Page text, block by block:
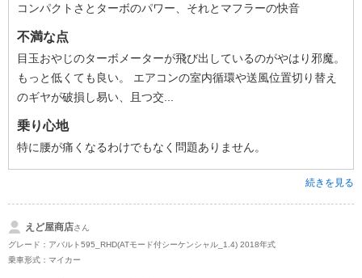
コンパクトさとターボのパワー、それとマフラーの快音
不満な点
目玉おやじのターボメーターが飛び出しているのがやはり邪魔。
もっと低くても良い。 エアコンの室内循環や送風位置切り替え
のギヤが破損し易い、且つ交...
乗り心地
特に腰が痛くなるわけでもなく問題ありません。
続きを見る
えど屋商店さん
グレード：アバルト595_RHD(ATモード付シーケンシャル_1.4) 2018年式
乗車形式：マイカー